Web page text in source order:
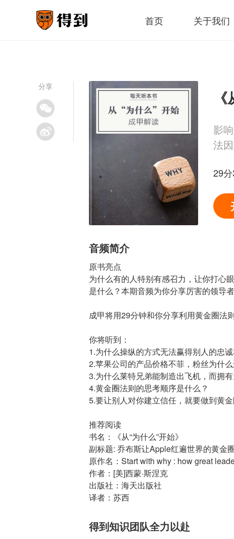
首页 关于我们
分享
影
法
29
音频简介
原书亮点
为什么有的人特别有感召力，让你打心
是什么？本期音频为你分享厉害的领导
成甲将用29分钟和你分享利用黄金圈法
你将听到：
1.为什么操纵的方式无法赢得别人的忠
2.苹果公司的产品价格不菲，粉丝为什
3.为什么莱特兄弟能制造出飞机，而拥
4.黄金圈法则的思考顺序是什么？
5.要让别人对你建立信任，就要做到黄
推荐阅读
书名：《从“为什么”开始》
副标题: 乔布斯让Apple红遍世界的黄金
原作名：Start with why : how great
作者：[美]西蒙·斯涅克
出版社：海天出版社
译者：苏西
得到知识团队全力以赴